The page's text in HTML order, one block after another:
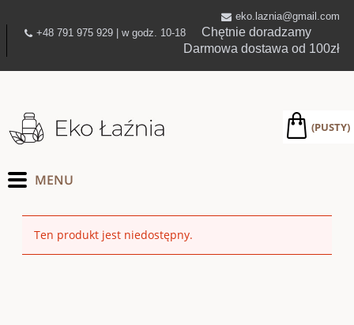
eko.laznia@gmail.com
+48 791 975 929 | w godz. 10-18 Chętnie doradzamy
Darmowa dostawa od 100zł
(PUSTY)
Ten produkt jest niedostępny.